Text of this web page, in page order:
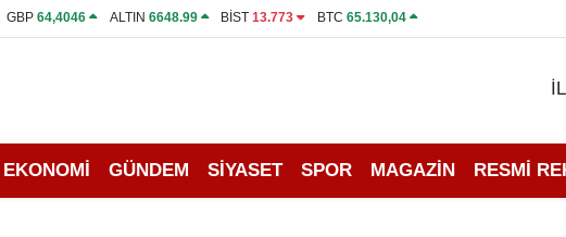
GBP64,4046 ALTIN 6648.99 BİST13.773 BTC 65.130,04
EKONOMİ GÜNDEM SİYASET SPOR MAGAZİN RESMİ